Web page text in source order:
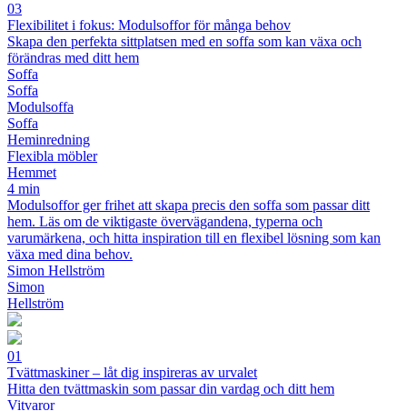
03
Flexibilitet i fokus: Modulsoffor för många behov
Skapa den perfekta sittplatsen med en soffa som kan växa och
förändras med ditt hem
Soffa
Soffa
Modulsoffa
Soffa
Heminredning
Flexibla möbler
Hemmet
4 min
Modulsoffor ger frihet att skapa precis den soffa som passar ditt
hem. Läs om de viktigaste övervägandena, typerna och
varumärkena, och hitta inspiration till en flexibel lösning som kan
växa med dina behov.
Simon Hellström
Simon
Hellström
01
Tvättmaskiner – låt dig inspireras av urvalet
Hitta den tvättmaskin som passar din vardag och ditt hem
Vitvaror